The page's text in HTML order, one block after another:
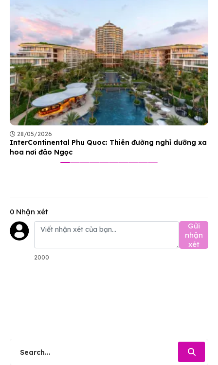
28/05/2026
InterContinental Phu Quoc: Thiên đường nghỉ dưỡng xa
hoa nơi đảo Ngọc
0 Nhận xét
Gửi
nhận
xét
2000